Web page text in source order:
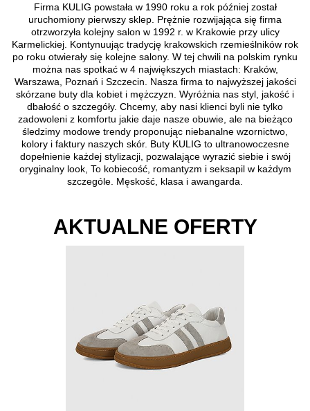
Firma KULIG powstała w 1990 roku a rok później został
uruchomiony pierwszy sklep. Prężnie rozwijająca się firma
otrzworzyła kolejny salon w 1992 r. w Krakowie przy ulicy
Karmelickiej. Kontynuując tradycję krakowskich rzemieślników rok
po roku otwierały się kolejne salony. W tej chwili na polskim rynku
można nas spotkać w 4 największych miastach: Kraków,
Warszawa, Poznań i Szczecin. Nasza firma to najwyższej jakości
skórzane buty dla kobiet i mężczyzn. Wyróżnia nas styl, jakość i
dbałość o szczegóły. Chcemy, aby nasi klienci byli nie tylko
zadowoleni z komfortu jakie daje nasze obuwie, ale na bieżąco
śledzimy modowe trendy proponując niebanalne wzornictwo,
kolory i faktury naszych skór. Buty KULIG to ultranowoczesne
dopełnienie każdej stylizacji, pozwalające wyrazić siebie i swój
oryginalny look, To kobiecość, romantyzm i seksapil w każdym
szczególe. Męskość, klasa i awangarda.
AKTUALNE OFERTY